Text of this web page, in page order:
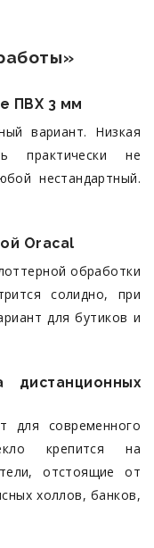
ПВХ 3 мм
вариант. Низкая
практически не
нестандартный.
Oracal
обработки
солидно, при
для бутиков и
дистанционных
для современного
крепится на
отстоящие от
холлов, банков,